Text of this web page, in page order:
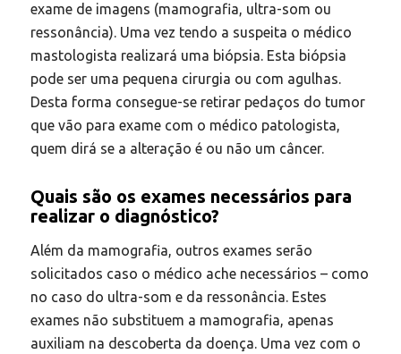
exame de imagens (mamografia, ultra-som ou
ressonância). Uma vez tendo a suspeita o médico
mastologista realizará uma biópsia. Esta biópsia
pode ser uma pequena cirurgia ou com agulhas.
Desta forma consegue-se retirar pedaços do tumor
que vão para exame com o médico patologista,
quem dirá se a alteração é ou não um câncer.
Quais são os exames necessários para
realizar o diagnóstico?
Além da mamografia, outros exames serão
solicitados caso o médico ache necessários – como
no caso do ultra-som e da ressonância. Estes
exames não substituem a mamografia, apenas
auxiliam na descoberta da doença. Uma vez com o